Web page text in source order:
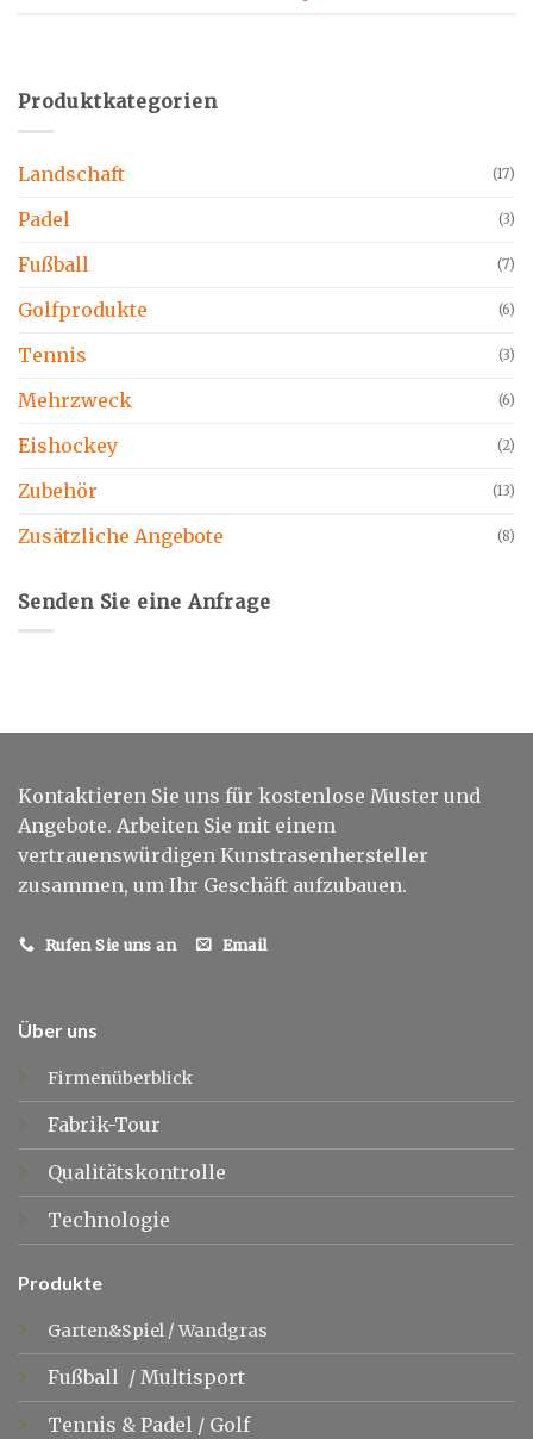
Produktkategorien
Landschaft (17)
Padel (3)
Fußball (7)
Golfprodukte (6)
Tennis (3)
Mehrzweck (6)
Eishockey (2)
Zubehör (13)
Zusätzliche Angebote (8)
Senden Sie eine Anfrage
Kontaktieren Sie uns für kostenlose Muster und
Angebote. Arbeiten Sie mit einem
vertrauenswürdigen Kunstrasenhersteller
zusammen, um Ihr Geschäft aufzubauen.
Rufen Sie uns an Email
Über uns
Firmenüberblick
Fabrik-Tour
Qualitätskontrolle
Technologie
Produkte
Garten&Spiel/Wandgras
Fußball / Multisport
Tennis & Padel / Golf